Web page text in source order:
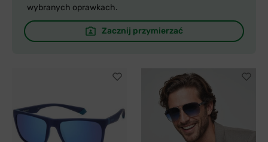
wybranych oprawkach.
Zacznij przymierzać